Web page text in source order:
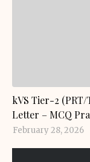
kVS Tier-2
Letter – MCQ
February 28, 2026